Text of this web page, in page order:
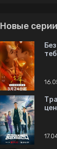
Новые серии